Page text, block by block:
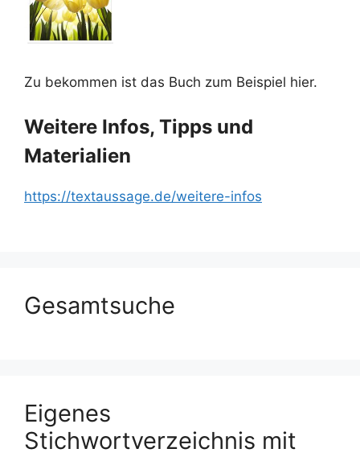
Zu bekommen ist das Buch zum Beispiel hier.
Weitere Infos, Tipps und
Materialien
https://textaussage.de/weitere-infos
Gesamtsuche
Eigenes
Stichwortverzeichnis mit